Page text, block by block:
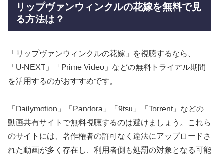
リップヴァンウィンクルの花嫁を無料で見
る方法は？
「リップヴァンウィンクルの花嫁」を視聴するなら、
「U-NEXT」「Prime Video」などの無料トライアル期間
を活用するのがおすすめです。
「Dailymotion」「Pandora」「9tsu」「Torrent」などの
動画共有サイトで無料視聴するのは避けましょう。これら
のサイトには、著作権者の許可なく違法にアップロードさ
れた動画が多く存在し、利用者側も処罰の対象となる可能